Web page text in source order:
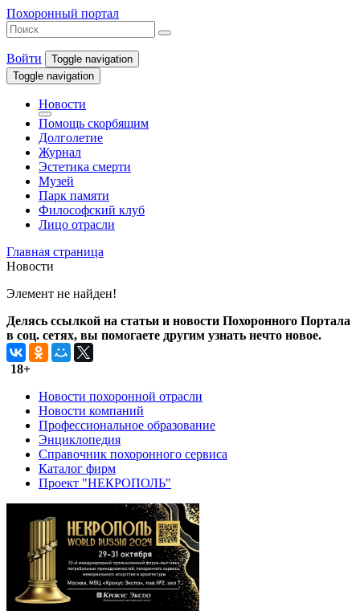
Похоронный портал
Войти
Toggle navigation
Toggle navigation
Новости
Помощь скорбящим
Долголетие
Журнал
Эстетика смерти
Музей
Парк памяти
Философский клуб
Лицо отрасли
Главная страница
Новости
Элемент не найден!
Делясь ссылкой на статьи и новости Похоронного Портала
в соц. сетях, вы помогаете другим узнать нечто новое.
18+
Новости похоронной отрасли
Новости компаний
Профессиональное образование
Энциклопедия
Справочник похоронного сервиса
Каталог фирм
Проект "НЕКРОПОЛЬ"